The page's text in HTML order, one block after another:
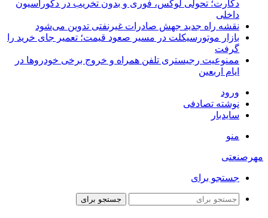
دکارت؛ تحولی لوکس، فوری و بدون تخریب در دکوراسیون
داخلی
نقشه راه جدید جهش صادرات غیرنفتی تدوین می‌شود
بازار موتورسیکلت در مسیر صعود قیمت؛ تعمیر جای خرید را
گرفت
ممنوعیت رجیستری تلفن همراه و خروج برخی خودروها در
ایام اربعین
ورود
نوشته تصادفی
سایدبار
منو
مهرصنعتی
جستجو برای
جستجو برای